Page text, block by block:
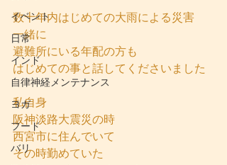
イベント
日常
インド
自律神経メンテナンス
ヨガ
フード
バリ
数十年内はじめての大雨による災害
一緒に
避難所にいる年配の方も
はじめての事と話してくださいました
私自身
阪神淡路大震災の時
西宮市に住んでいて
その時勤めていた